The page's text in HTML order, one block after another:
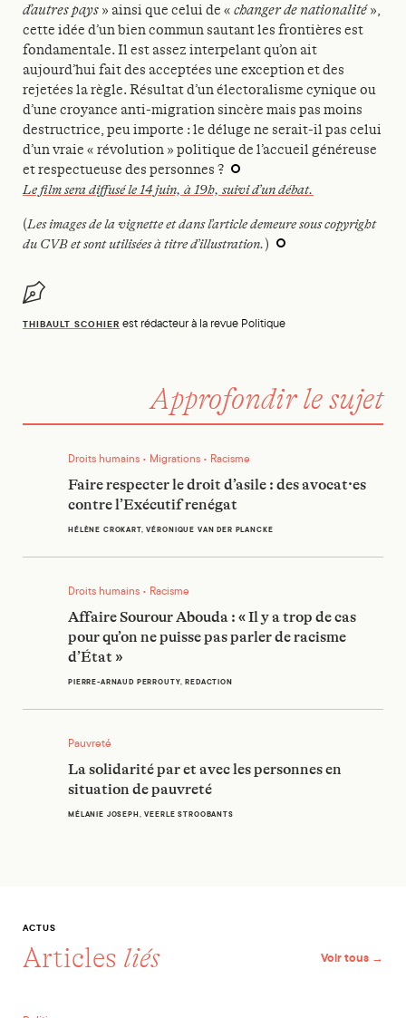
THIBAULT SCOHIER est rédacteur à la revue Politique
d’autres pays » ainsi que celui de « changer de nationalité»,
cette idée d’un bien commun sautant les frontières est
fondamentale. Il est assez interpelant qu’on ait
aujourd’hui fait des acceptées une exception et des
rejetées la règle. Résultat d’un électoralisme cynique ou
d’une croyance anti-migration sincère mais pas moins
destructrice, peu importe : le déluge ne serait-il pas celui
d’un vraie « révolution » politique de l’accueil généreuse
et respectueuse des personnes ?
Le film sera diffusé le 14 juin, à 19h, suivi d’un débat.
(Les images de la vignette et dans l’article demeure sous copyright
du CVB et sont utilisées à titre d’illustration.)
Approfondir le sujet
Droits humains • Migrations • Racisme
Faire respecter le droit d’asile : des avocat·es
contre l’Exécutif renégat
HÉLÈNE CROKART, VÉRONIQUE VAN DER PLANCKE
Droits humains • Racisme
Affaire Sourour Abouda : « Il y a trop de cas
pour qu’on ne puisse pas parler de racisme
d’État »
PIERRE-ARNAUD PERROUTY, REDACTION
Pauvreté
La solidarité par et avec les personnes en
situation de pauvreté
MÉLANIE JOSEPH, VEERLE STROOBANTS
ACTUS
Articles liés Voir tous →